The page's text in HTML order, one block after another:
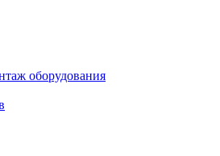
оборудования